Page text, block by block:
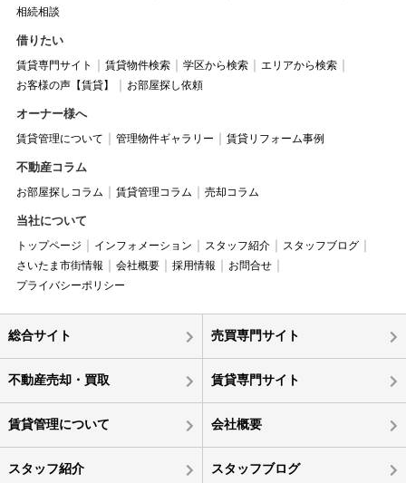
相続相談
借りたい
賃貸専門サイト 賃貸物件検索 学区から検索
エリアから検索
お客様の声【賃貸】
お部屋探し依頼
オーナー様へ
賃貸管理について 管理物件ギャラリー 賃貸リフォーム事例
不動産コラム
お部屋探しコラム 賃貸管理コラム 売却コラム
当社について
トップページ インフォメーション スタッフ紹介
スタッフブログ
さいたま市街情報
会社概要 採用情報
お問合せ
プライバシーポリシー
総合サイト 売買専門サイト
不動産売却・買取 賃貸専門サイト
賃貸管理について 会社概要
スタッフ紹介 スタッフブログ